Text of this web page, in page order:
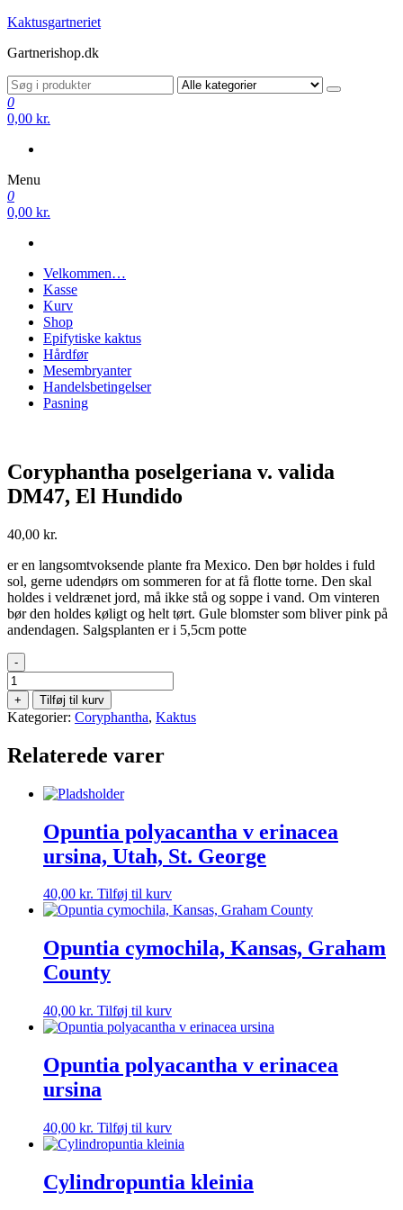
Videre
indhold
Kaktusgartneriet
Gartnerishop.dk
0
0,00 kr.
Menu
0
0,00 kr.
Velkommen…
Kasse
Kurv
Shop
Epifytiske kaktus
Hårdfør
Mesembryanter
Handelsbetingelser
Pasning
Coryphantha poselgeriana v. valida
DM47, El Hundido
40,00 kr.
er en langsomtvoksende plante fra Mexico. Den bør holdes i fuld
sol, gerne udendørs om sommeren for at få flotte torne. Den skal
holdes i veldrænet jord, må ikke stå og soppe i vand. Om vinteren
bør den holdes køligt og helt tørt. Gule blomster som bliver pink på
andendagen. Salgsplanten er i 5,5cm potte
-
Coryphantha
poselgeriana
v.
valida
El
antal
+ Tilføj til kurv
Kategorier: Coryphantha, Kaktus
Relaterede varer
Opuntia polyacantha v erinacea
ursina, Utah, St. George
40,00 kr. Tilføj til kurv
Opuntia cymochila, Kansas, Graham
County
40,00 kr. Tilføj til kurv
Opuntia polyacantha v erinacea
ursina
40,00 kr. Tilføj til kurv
Cylindropuntia kleinia